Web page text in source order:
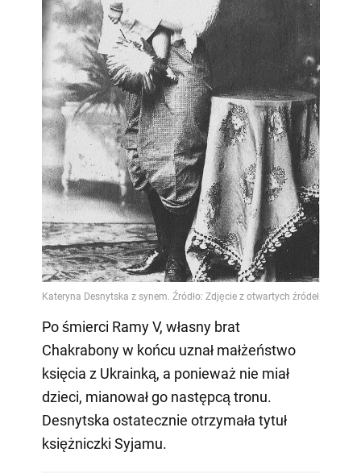
Po śmierci Ramy V, własny brat
Chakrabony w końcu uznał małżeństwo
księcia z Ukrainką, a ponieważ nie miał
dzieci, mianował go następcą tronu.
Desnytska ostatecznie otrzymała tytuł
księżniczki Syjamu.